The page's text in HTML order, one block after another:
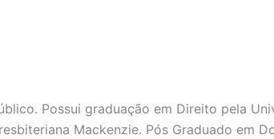
Possui graduação em Direito pela
Mackenzie. Pós Graduado em